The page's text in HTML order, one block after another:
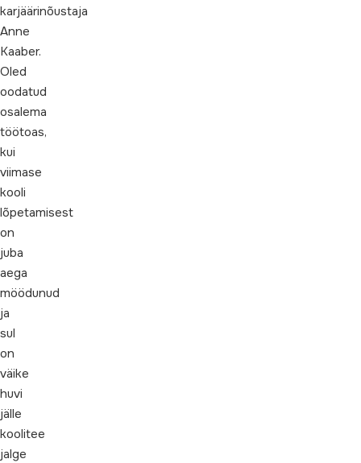
karjäärinõustaja
Anne
Kaaber.
Oled
oodatud
osalema
töötoas,
kui
viimase
kooli
lõpetamisest
on
juba
aega
möödunud
ja
sul
on
väike
huvi
jälle
koolitee
jalge